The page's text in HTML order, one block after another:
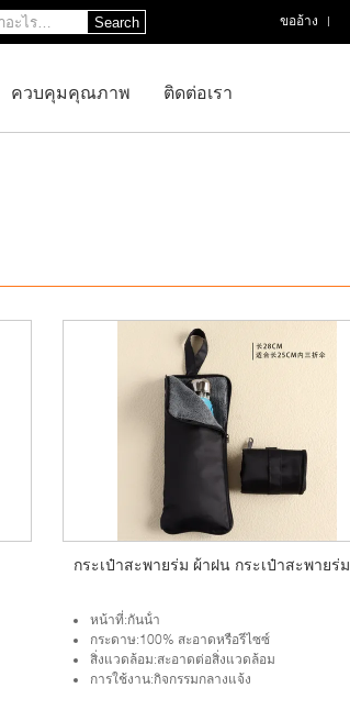
ขออ้าง |
Search
ควบคุมคุณภาพ ติดต่อเรา
กระเป๋าสะพายร่ม ผ้าฝน กระเป๋าสะพายร่ม
หน้าที่:กันน้ํา
กระดาษ:100% สะอาดหรือรีไซซ์
สิ่งแวดล้อม:สะอาดต่อสิ่งแวดล้อม
การใช้งาน:กิจกรรมกลางแจ้ง